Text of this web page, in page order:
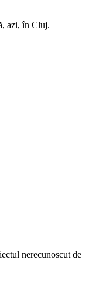
azi, în Cluj.
nerecunoscut de